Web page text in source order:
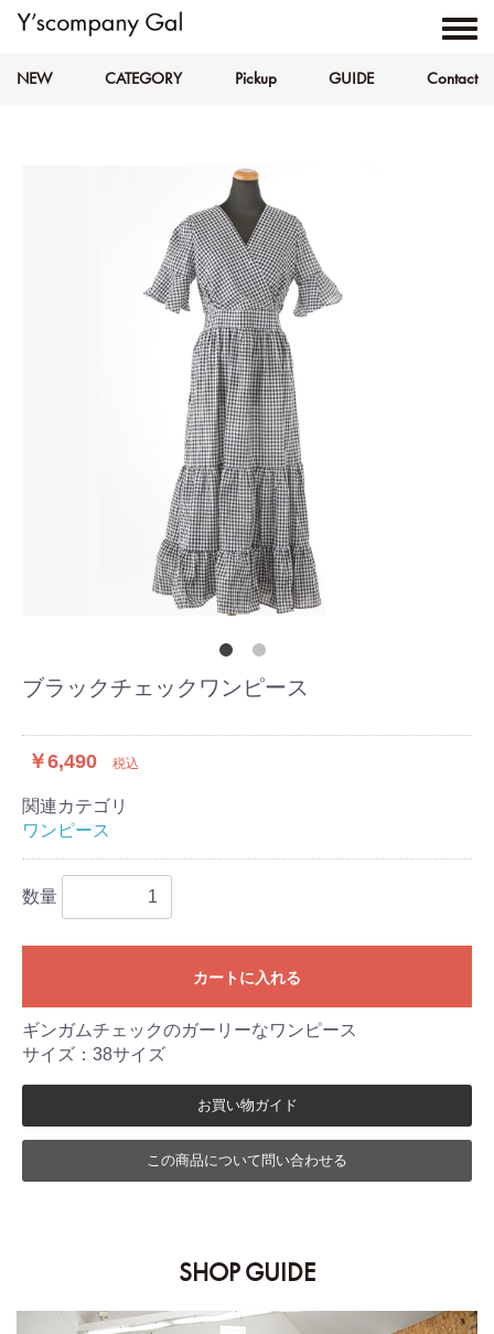
NEW CATEGORY Pickup GUIDE Contact
ブラックチェックワンピース
￥6,490 税込
関連カテゴリ
ワンピース
数量
カートに入れる
ギンガムチェックのガーリーなワンピース
サイズ：38サイズ
お買い物ガイド
この商品について問い合わせる
SHOP GUIDE